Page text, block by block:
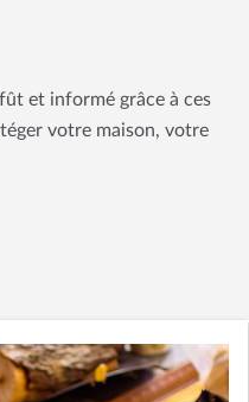
et informé grâce à ces
votre maison, votre